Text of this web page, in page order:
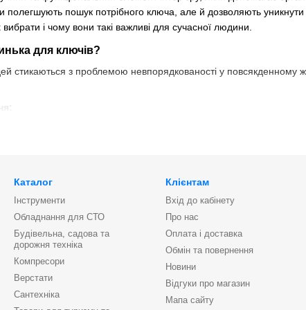
полегшують пошук потрібного ключа, але й дозволяють
і чому вони такі важливі для сучасної людини.
для ключів?
стикаються з проблемою невпорядкованості у
до ключів стороннім.
Невеликі, часто використовувані ключі (наприклад, від
спеціальному місці. Скринька допомагає зберегти їх у хорошому
Хороша скринька для ключів не тільки зручна у
дозволяє підібрати оптимальний варіант для будь-яких потреб.
різних типів, що дозволяє вибрати найкращий для конкретних
Каталог
Інструменти
Обладнання для СТО
Будівельна, садова та
дорожня техніка
Компресори
Верстати
Сантехніка
Клієнтам
Вхід до кабінету
Про нас
Оплата і доставка
Обмін та повернення
Новини
Відгуки про магазин
Мапа сайту